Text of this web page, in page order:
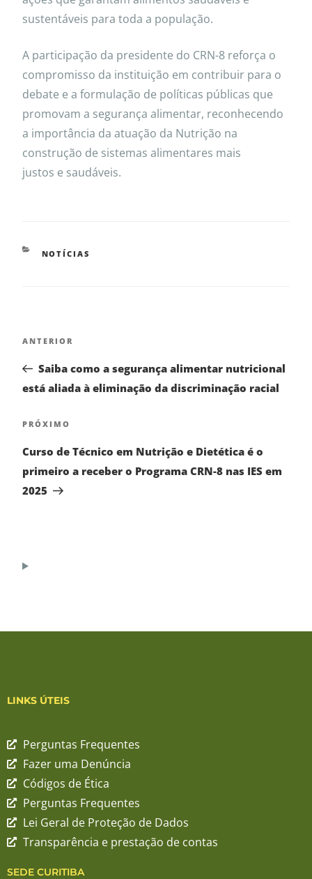
sustentáveis para toda a população.
A participação da presidente do CRN-8 reforça o
compromisso da instituição em contribuir para o
debate e a formulação de políticas públicas que
promovam a segurança alimentar, reconhecendo
a importância da atuação da Nutrição na
construção de sistemas alimentares mais
justos e saudáveis.
NOTÍCIAS
ANTERIOR
Saiba como a segurança alimentar nutricional
está aliada à eliminação da discriminação racial
PRÓXIMO
Curso de Técnico em Nutrição e Dietética é o
primeiro a receber o Programa CRN-8 nas IES em
2025
LINKS ÚTEIS
Perguntas Frequentes
Fazer uma Denúncia
Códigos de Ética
Perguntas Frequentes
Lei Geral de Proteção de Dados
Transparência e prestação de contas
SEDE CURITIBA